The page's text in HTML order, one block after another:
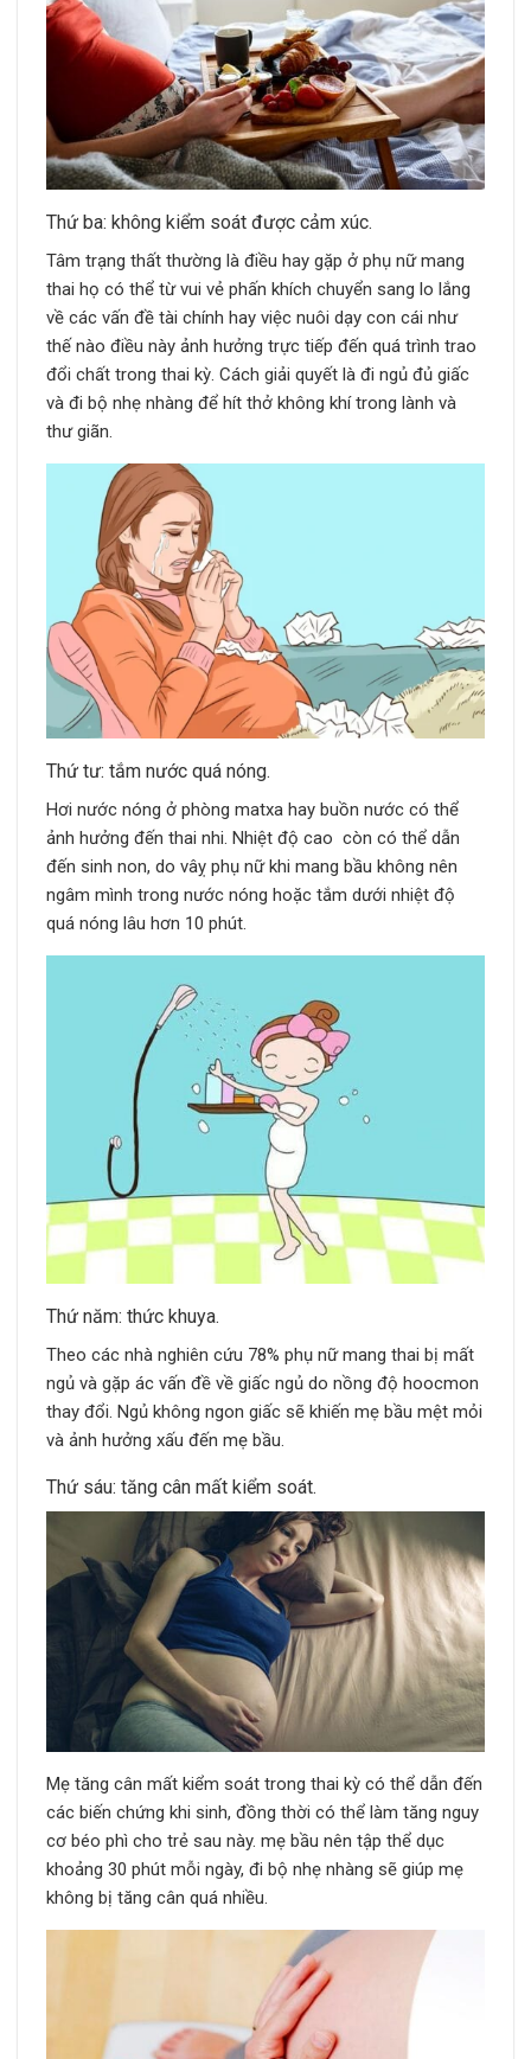
Thứ ba: không kiểm soát được cảm xúc.
Tâm trạng thất thường là điều hay gặp ở phụ nữ mang
thai họ có thể từ vui vẻ phấn khích chuyển sang lo lắng
về các vấn đề tài chính hay việc nuôi dạy con cái như
thế nào điều này ảnh hưởng trực tiếp đến quá trình trao
đổi chất trong thai kỳ. Cách giải quyết là đi ngủ đủ giấc
và đi bộ nhẹ nhàng để hít thở không khí trong lành và
thư giãn.
Thứ tư: tắm nước quá nóng.
Hơi nước nóng ở phòng matxa hay buồn nước có thể
ảnh hưởng đến thai nhi. Nhiệt độ cao còn có thể dẫn
đến sinh non, do vâỵ phụ nữ khi mang bầu không nên
ngâm mình trong nước nóng hoặc tắm dưới nhiệt độ
quá nóng lâu hơn 10 phút.
Thứ năm: thức khuya.
Theo các nhà nghiên cứu 78% phụ nữ mang thai bị mất
ngủ và gặp ác vấn đề về giấc ngủ do nồng độ hoocmon
thay đổi. Ngủ không ngon giấc sẽ khiến mẹ bầu mệt mỏi
và ảnh hưởng xấu đến mẹ bầu.
Thứ sáu: tăng cân mất kiểm soát.
Mẹ tăng cân mất kiểm soát trong thai kỳ có thể dẫn đến
các biến chứng khi sinh, đồng thời có thể làm tăng nguy
cơ béo phì cho trẻ sau này. mẹ bầu nên tập thể dục
khoảng 30 phút mỗi ngày, đi bộ nhẹ nhàng sẽ giúp mẹ
không bị tăng cân quá nhiều.